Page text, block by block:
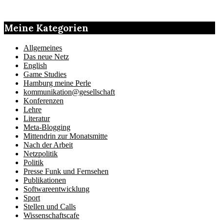
Meine Kategorien
Allgemeines
Das neue Netz
English
Game Studies
Hamburg meine Perle
kommunikation@gesellschaft
Konferenzen
Lehre
Literatur
Meta-Blogging
Mittendrin zur Monatsmitte
Nach der Arbeit
Netzpolitik
Politik
Presse Funk und Fernsehen
Publikationen
Softwareentwicklung
Sport
Stellen und Calls
Wissenschaftscafe